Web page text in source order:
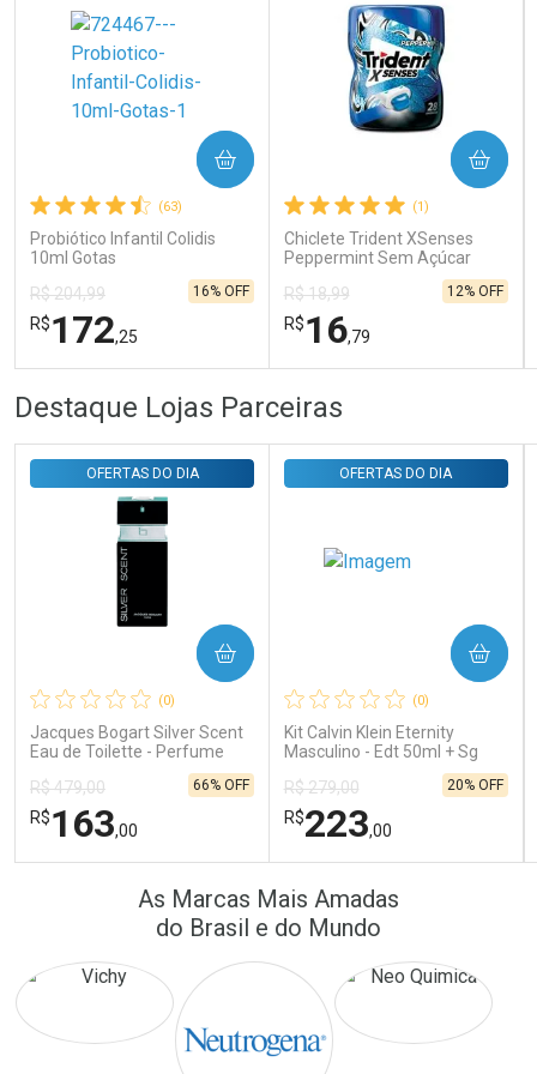
Ativar Desconto
Comprar sem Desconto
Por R$ 31,35/cada
Comprar sem Desconto
Por R$ 31,35/cada
(63)
Probiótico Infantil Colidis
10ml Gotas
R$ 204,99
R$172,25
16% OFF
COMPRAR
FECHAR
Laboratório
Comprar sem Desconto
Por R$ 172,25/cada
FECHAR
Por Menos
Comprar sem Desconto
Por R$ 172,25/cada
(1)
Chiclete Trident XSenses
Peppermint Sem Açúcar
R$ 18,99
R$16,79
12% OFF
COMPRAR
Comprar sem Desconto
Por R$ 16,79/cada
Por Menos
Comprar sem Desconto
Por R$ 16,79/cada
Destaque Lojas Parceiras
(0)
Jacques Bogart Silver Scent
Eau de Toilette - Perfume
OFERTAS DO DIA
R$ 479,00
R$163,00
66% OFF
COMPRAR
FECHAR
FECHAR
Por Menos
(0)
Kit Calvin Klein Eternity
Masculino - Edt 50ml + Sg
OFERTAS DO DIA
R$ 279,00
R$223,00
20% OFF
COMPRAR
Laboratório
Por Menos
As Marcas Mais Amadas
do Brasil e do Mundo